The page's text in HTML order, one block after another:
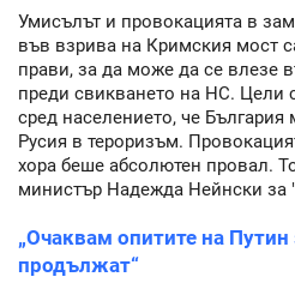
Умисълът и провокацията в
във взрива на Кримския мост
прави, за да може да се влезе
преди свикването на НС. Цели
сред населението, че
Русия в тероризъм.
хора беше абсолютен провал.
министър Надежда Нейнски за
„Очаквам опитите на Путин
продължат“